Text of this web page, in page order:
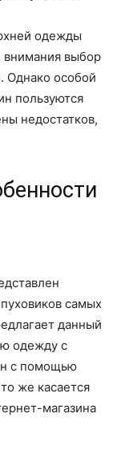
одежды
внимания выбор
Однако особой
пользуются
недостатков,
самых
данный
одежду с
с помощью
же касается
магазина